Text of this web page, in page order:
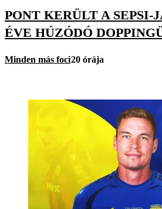
PONT KERÜLT A SEPSI-
ÉVE HÚZÓDÓ
Minden más foci20 órája